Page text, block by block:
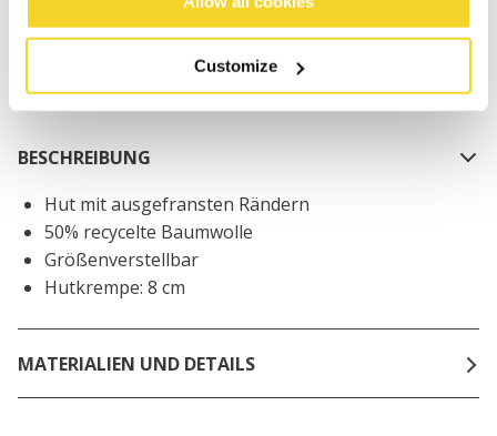
Customize
Kostenlose Lieferung für Bestellungen über 50€
innerhalb Deutschland
30 Tage Rückgaberecht
BESCHREIBUNG
Hut mit ausgefransten Rändern
50% recycelte Baumwolle
Größenverstellbar
Hutkrempe: 8 cm
MATERIALIEN UND DETAILS